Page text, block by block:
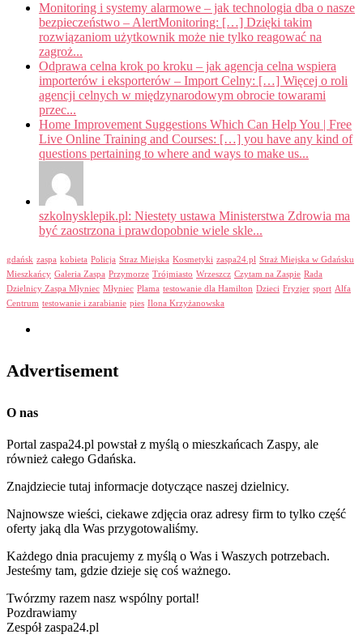
Monitoring i systemy alarmowe – jak technologia dba o nasze
bezpieczeństwo – AlertMonitoring: […] Dzięki takim
rozwiązaniom użytkownik może nie tylko reagować na
zagroż...
Odprawa celna krok po kroku – jak agencja celna wspiera
importerów i eksporterów – Import Celny: […] Więcej o roli
agencji celnych w międzynarodowym obrocie towarami
przec...
Home Improvement Suggestions Which Can Help You | Free
Live Online Training and Courses: […] you have any kind of
questions pertaining to where and ways to make us...
szkolnysklepik.pl: Niestety ustawa Ministerstwa Zdrowia ma
być zaostrzona i prawdopobnie wiele skle...
gdańsk zaspa kobieta Policja Straz Miejska Kosmetyki zaspa24.pl Straż Miejska w Gdańsku
Mieszkańcy Galeria Zaspa Przymorze Trójmiasto Wrzeszcz Czytam na Zaspie Rada
Dzielnicy Zaspa Młyniec Młyniec Plama testowanie dla Hamilton Dzieci Fryzjer sport Alfa
Centrum testowanie i zarabianie pies Ilona Krzyżanowska
Advertisement
O nas
Portal zaspa24.pl powstał z myślą o mieszkańcach Zaspy, ale
również całego Gdańska.
Znajdziecie tutaj informacje dotyczące naszej dzielnicy.
Najnowsze wieści, ciekawe zdjęcia oraz adresy firm to tylko część
oferty jaką dla Was przygotowaliśmy.
Każdego dnia pracujemy z myślą o Was i Waszych potrzebach.
Jesteśmy tam, gdzie dzieje się coś ważnego.
Twórzmy razem nasz wspólny portal!
Pozdrawiamy
Zespół zaspa24.pl